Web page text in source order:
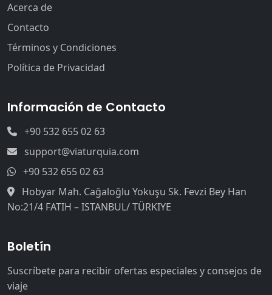
Acerca de
Contacto
Términos y Condiciones
Política de Privacidad
Información de Contacto
+90 532 655 02 63
support@viaturquia.com
+90 532 655 02 63
Hobyar Mah. Cağaloğlu Yokuşu Sk. Fevzi Bey Han
No:21/4 FATIH – ISTANBUL/ TÜRKIYE
Boletín
Suscríbete para recibir ofertas especiales y consejos de
viaje